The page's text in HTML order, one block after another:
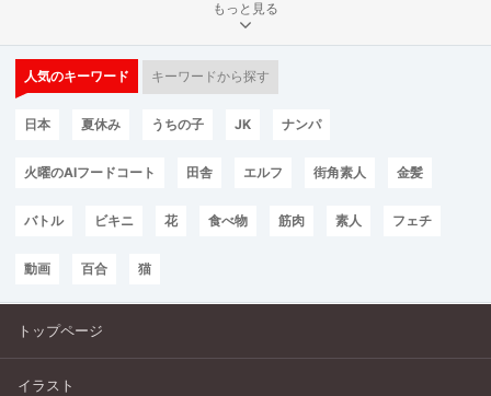
もっと見る
人気のキーワード キーワードから探す
日本 夏休み うちの子 JK ナンパ
火曜のAIフードコート 田舎 エルフ 街角素人 金髪
バトル ビキニ 花 食べ物 筋肉 素人 フェチ
動画 百合 猫
トップページ
イラスト